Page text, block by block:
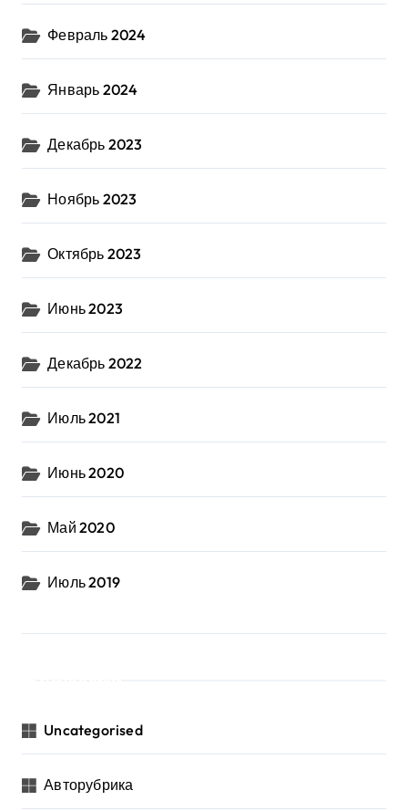
Февраль 2024
Январь 2024
Декабрь 2023
Ноябрь 2023
Октябрь 2023
Июнь 2023
Декабрь 2022
Июль 2021
Июнь 2020
Май 2020
Июль 2019
Uncategorised
Авторубрика